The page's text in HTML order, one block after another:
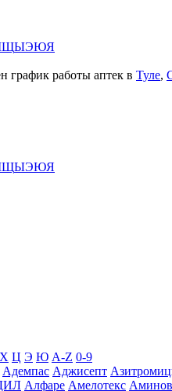
ЩЫЭЮЯ
график работы аптек в Туле,
ЩЫЭЮЯ
Х Ц Э Ю A-Z 0-9
Адемпас Аджисепт
Алфаре Амелотекс